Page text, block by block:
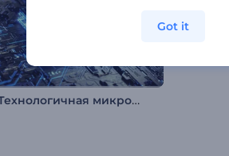
Интро: Технологичная микросхема
Got it